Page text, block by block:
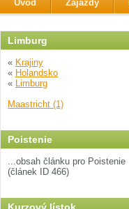
Úvod Zájazdy
Limburg
« Krajiny
« Holandsko
« Limburg
Maastricht (1)
Poistenie
...obsah článku pro Poistenie
(článek ID 466)